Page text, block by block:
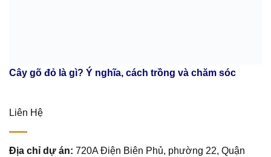
Cây gõ đỏ là gì? Ý nghĩa, cách trồng và chăm sóc
Liên Hệ
Địa chỉ dự án: 720A Điện Biên Phủ, phường 22, Quận